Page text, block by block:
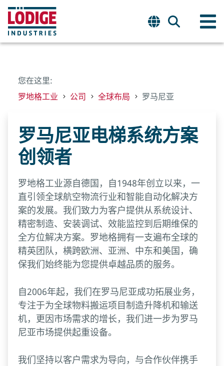
您在这里:
罗地格工业
公司 全球布局 罗马尼亚
罗马尼亚电梯系统方案
创领者
罗地格工业源自德国，自1948年创立以来，一
直引领全球航空物流行业和智能自动化解决方
案的发展。我们致力为客户提供从系统设计、
精密制造、安装调试、效能监控到后期维保的
全方位解决方案。罗地格拥有一支遍布全球的
精英团队，横跨欧洲、亚洲、中东和美国，确
保我们始终能为您提供卓越品质的服务。
自2006年起，我们在罗马尼亚成功拓展业务，
专注于为全球物料搬运项目制造升降机和输送
机，更因市场需求的增长，我们进一步为罗马
尼亚市场提供起重设备。
我们坚持以客户需求为导向，与合作伙伴携手